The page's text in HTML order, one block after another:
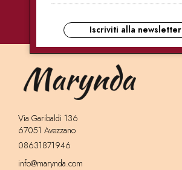
PAGAMENTI
CONSEGNE
ULTRA RAPIDE
Via Garibaldi 136
67051 Avezzano
08631871946
info@marynda.com
Iscriviti alla newsletter